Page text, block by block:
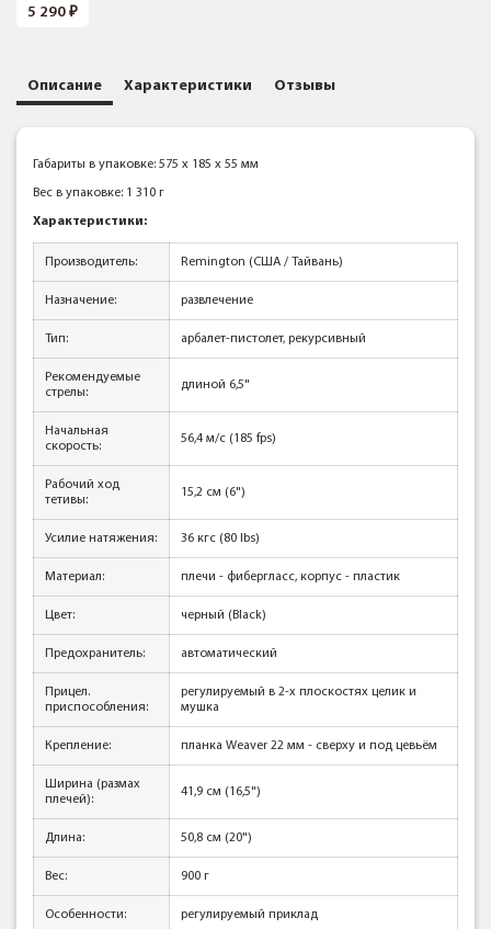
5 290
Описание Характеристики Отзывы
Габариты в упаковке: 575 x 185 x 55 мм
Вес в упаковке: 1 310 г
Характеристики:
Производитель: Remington (США / Тайвань)
Назначение: развлечение
Тип: арбалет-пистолет, рекурсивный
Рекомендуемые
стрелы:
длиной 6,5"
Начальная
скорость:
56,4 м/с (185 fps)
Рабочий ход
тетивы:
15,2 см (6")
Усилие натяжения: 36 кгc (80 lbs)
Материал: плечи - фибергласс, корпус - пластик
Цвет: черный (Black)
Предохранитель: автоматический
Прицел.
приспособления:
регулируемый в 2-х плоскостях целик и
мушка
Крепление: планка Weaver 22 мм - сверху и под цевьём
Ширина (размах
плечей):
41,9 см (16,5")
Длина: 50,8 см (20")
Вес: 900 г
Особенности: регулируемый приклад